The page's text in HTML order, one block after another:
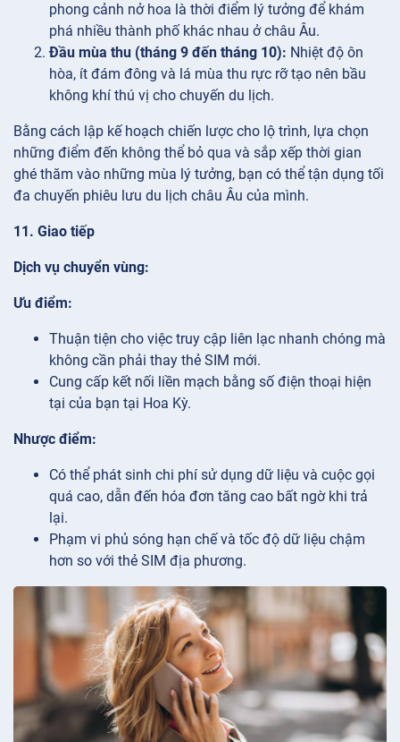
phong cảnh nở hoa là thời điểm lý tưởng để khám
phá nhiều thành phố khác nhau ở châu Âu.
Đầu mùa thu (tháng 9 đến tháng 10): Nhiệt độ ôn
hòa, ít đám đông và lá mùa thu rực rỡ tạo nên bầu
không khí thú vị cho chuyến du lịch.
Bằng cách lập kế hoạch chiến lược cho lộ trình, lựa chọn
những điểm đến không thể bỏ qua và sắp xếp thời gian
ghé thăm vào những mùa lý tưởng, bạn có thể tận dụng tối
đa chuyến phiêu lưu du lịch châu Âu của mình.
11. Giao tiếp
Dịch vụ chuyển vùng:
Ưu điểm:
Thuận tiện cho việc truy cập liên lạc nhanh chóng mà
không cần phải thay thẻ SIM mới.
Cung cấp kết nối liền mạch bằng số điện thoại hiện
tại của bạn tại Hoa Kỳ.
Nhược điểm:
Có thể phát sinh chi phí sử dụng dữ liệu và cuộc gọi
quá cao, dẫn đến hóa đơn tăng cao bất ngờ khi trả
lại.
Phạm vi phủ sóng hạn chế và tốc độ dữ liệu chậm
hơn so với thẻ SIM địa phương.